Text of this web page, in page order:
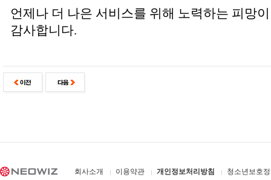
언제나 더 나은 서비스를 위해 노력하는 피망
감사합니다.
회사소개 이용약관 개인정보처리방침 청소년보호